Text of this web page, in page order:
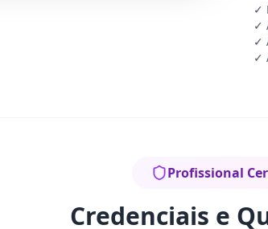
✓
✓
✓
✓
Profissional
Credenciais e